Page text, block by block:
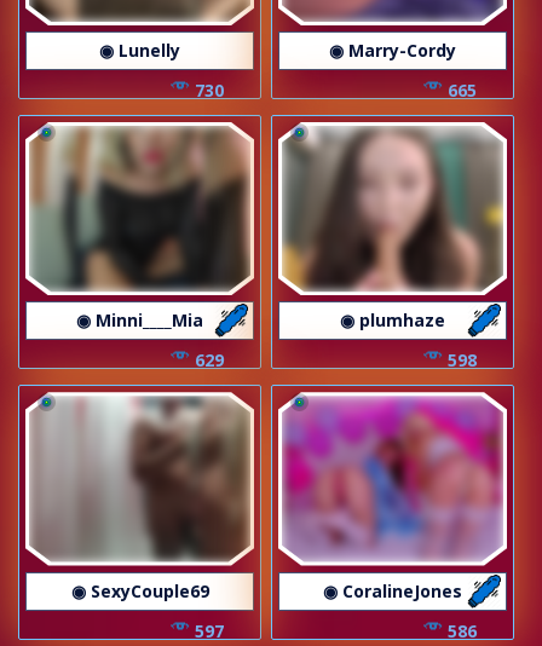
◉ Lunelly
730
◉ Marry-Cordy
665
◉ Minni____Mia
629
◉ plumhaze
598
◉ SexyCouple69
597
◉ CoralineJones
586